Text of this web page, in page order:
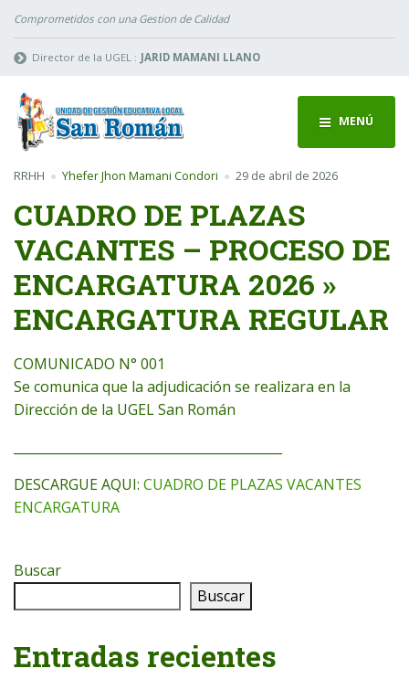
Comprometidos con una Gestion de Calidad
Director de la UGEL : JARID MAMANI LLANO
MENÚ
RRHH Yhefer Jhon Mamani Condori 29 de abril de 2026
CUADRO DE PLAZAS
VACANTES – PROCESO DE
ENCARGATURA 2026 »
ENCARGATURA REGULAR
COMUNICADO N° 001
Se comunica que la adjudicación se realizara en la
Dirección de la UGEL San Román
DESCARGUE AQUI: CUADRO DE PLAZAS VACANTES
ENCARGATURA
Buscar
Buscar
Entradas recientes